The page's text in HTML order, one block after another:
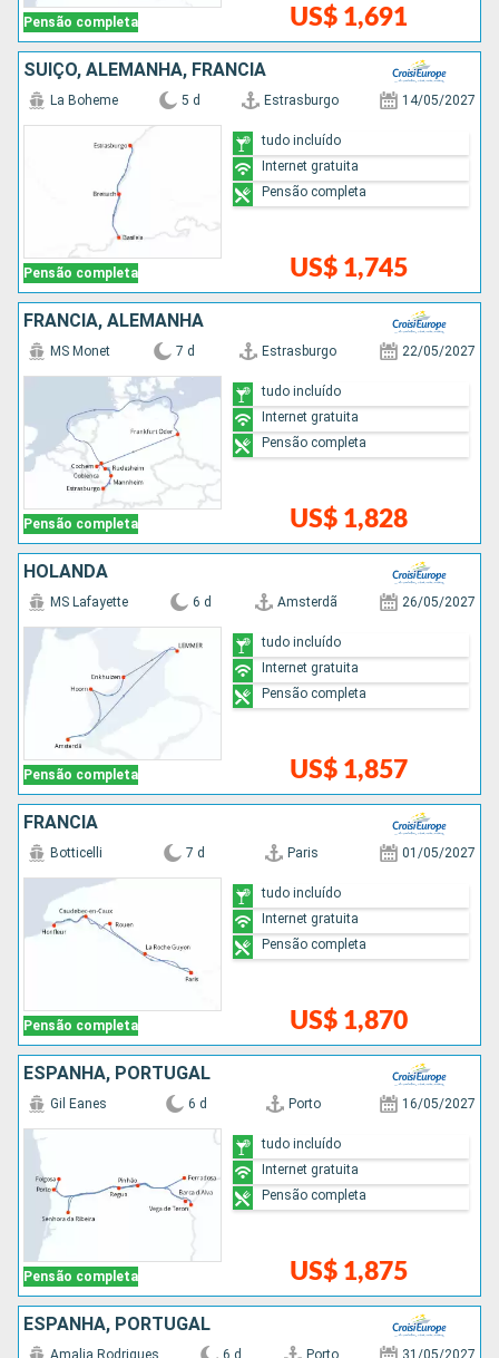
Pensão completa US$ 1,691
SUÍÇO, ALEMANHA, FRANCIA
Pensão completa
La Boheme 5 d Estrasburgo 14/05/2027
US$ 1,745
tudo incluído
Internet gratuita
Pensão completa
FRANCIA, ALEMANHA
Pensão completa
MS Monet 7 d Estrasburgo 22/05/2027
US$ 1,828
tudo incluído
Internet gratuita
Pensão completa
HOLANDA
Pensão completa
MS Lafayette 6 d Amsterdã 26/05/2027
US$ 1,857
tudo incluído
Internet gratuita
Pensão completa
FRANCIA
Pensão completa
Botticelli 7 d Paris 01/05/2027
US$ 1,870
tudo incluído
Internet gratuita
Pensão completa
ESPANHA, PORTUGAL
Pensão completa
Gil Eanes 6 d Porto 16/05/2027
US$ 1,875
tudo incluído
Internet gratuita
Pensão completa
ESPANHA, PORTUGAL
Amalia Rodrigues 6 d Porto 31/05/2027